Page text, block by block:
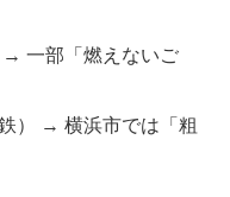
→ 一部「燃えないご
） → 横浜市では「粗